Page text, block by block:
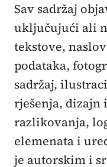
Sav sadržaj
uključujući ali
tekstove,
podataka,
sadržaj,
rješenja, dizajn
razlikovanja,
elemenata i
je autorskim i